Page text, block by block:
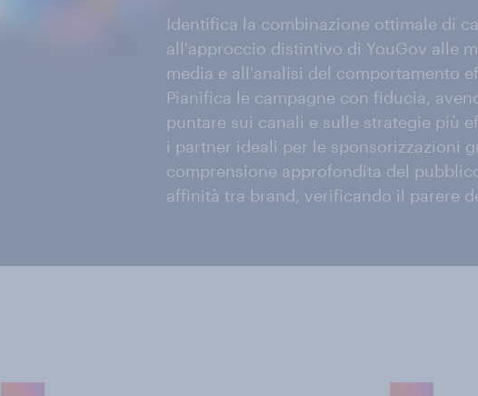
Identifica la combinazione ottimale di
all'approccio distintivo di YouGov alle
media e all'analisi del comportamento
Pianifica le campagne con fiducia,
puntare sui canali e sulle strategie più
i partner ideali per le sponsorizzazioni
comprensione approfondita del
affinità tra brand, verificando il parere